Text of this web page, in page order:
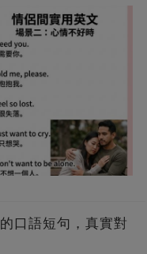
口語短句，真實對